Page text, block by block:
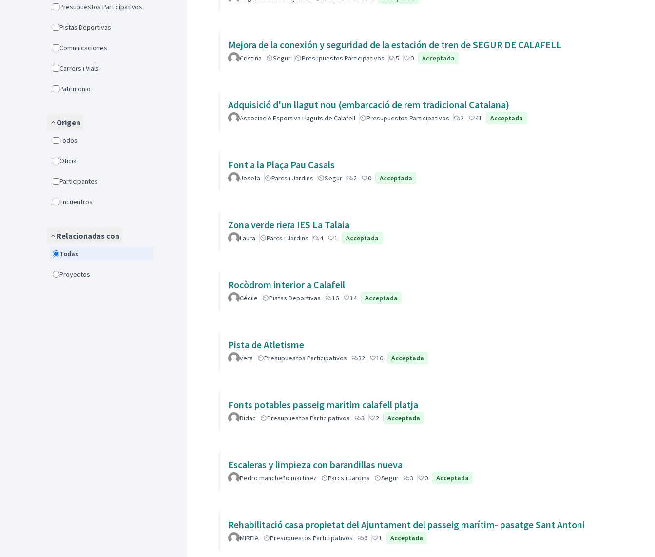
Presupuestos Participativos
Pistas Deportivas
Comunicaciones
Carrers i Vials
Patrimonio
Origen
Todos
Oficial
Participantes
Encuentros
Relacionadas con
Todas
Proyectos
Mejora de la conexión y seguridad de la estación de tren de SEGUR DE CALAFELL
Cristina Segur Presupuestos Participativos 5 0 Acceptada
Adquisició d'un llagut nou (embarcació de rem tradicional Catalana)
Associació Esportiva Llaguts de Calafell Presupuestos Participativos 2 41 Acceptada
Font a la Plaça Pau Casals
Josefa Parcs i Jardins Segur 2 0 Acceptada
Zona verde riera IES La Talaia
Laura Parcs i Jardins 4 1 Acceptada
Rocòdrom interior a Calafell
Cécile Pistas Deportivas 16 14 Acceptada
Pista de Atletisme
vera Presupuestos Participativos 32 16 Acceptada
Fonts potables passeig maritim calafell platja
Didac Presupuestos Participativos 3 2 Acceptada
Escaleras y limpieza con barandillas nueva
Pedro mancheño martinez Parcs i Jardins Segur 3 0 Acceptada
Rehabilitació casa propietat del Ajuntament del passeig marítim- pasatge Sant Antoni
MIREIA Presupuestos Participativos 6 1 Acceptada